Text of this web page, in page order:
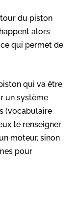
du piston
alors
qui permet de
qui va être
un système
(vocabulaire
te renseigner
moteur, sinon
pour